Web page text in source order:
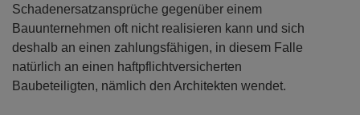
Schadenersatzansprüche gegenüber einem
Bauunternehmen oft nicht realisieren kann und sich
deshalb an einen zahlungsfähigen, in diesem Falle
natürlich an einen haftpflichtversicherten
Baubeteiligten, nämlich den Architekten wendet.